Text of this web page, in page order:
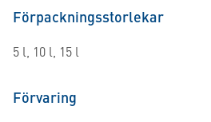
Förpackningsstorlekar
5 l, 10 l, 15 l
Förvaring